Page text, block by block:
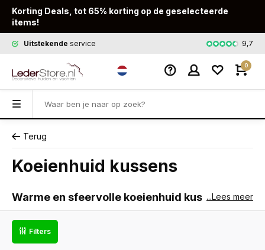
Korting Deals, tot 65% korting op de geselecteerde
items!
Uitstekende service Snelle9,7
0
Terug
Koeienhuid kussens
Warme en sfeervolle koeienhuid kussens
voor een luxueuze uitstraling in jouw interieur
Koeienhuid kussens zijn echte eyecatchers die je interieur
meteen een vleugje luxe geven. Met hun unieke natuurlijke
...Lees meer
Filters